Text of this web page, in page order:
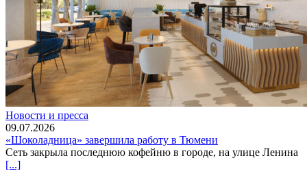
Новости и пресса
09.07.2026
«Шоколадница» завершила работу в Тюмени
Сеть закрыла последнюю кофейню в городе, на улице Ленина
[...]